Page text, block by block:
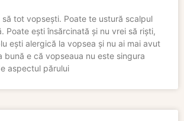
să tot vopsești. Poate te ustură scalpul
Poate ești însărcinată și nu vrei să riști,
ești alergică la vopsea și nu ai mai avut
bună e că vopseaua nu este singura
aspectul părului